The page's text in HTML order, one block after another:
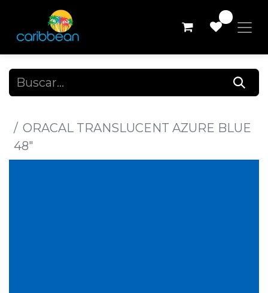
ORACAL TRANSLUCENT AZURE BLUE
48"